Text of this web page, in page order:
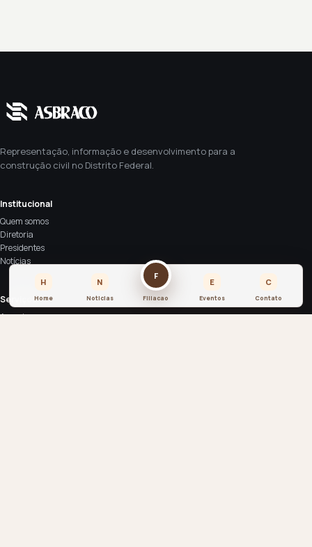
Representação, informação e desenvolvimento para a
construção civil no Distrito Federal.
Institucional
Quem somos
Diretoria
Presidentes
Notícias
Serviços
Associe-se
H
Home
N
Noticias
F
Filiacao
E
Eventos
C
Contato